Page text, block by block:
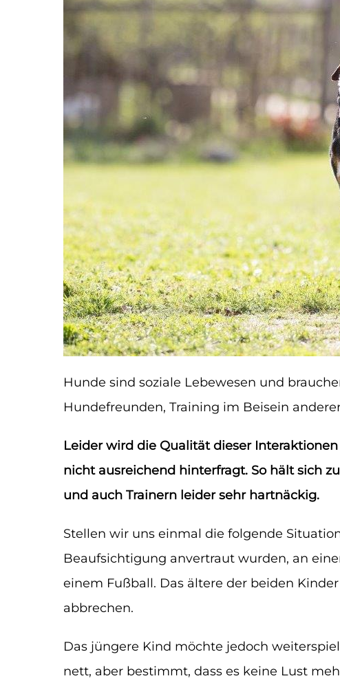
Hunde sind soziale Lebewesen und
Hundefreunden, Training im Beisein
Leider wird die Qualität dieser
nicht ausreichend hinterfragt. So hält sich
und auch Trainern leider sehr hartnäckig.
Stellen wir uns einmal die folgende
Beaufsichtigung anvertraut wurden, an
einem Fußball. Das ältere der beiden
abbrechen.
Das jüngere Kind möchte jedoch
nett, aber bestimmt, dass es keine Lust